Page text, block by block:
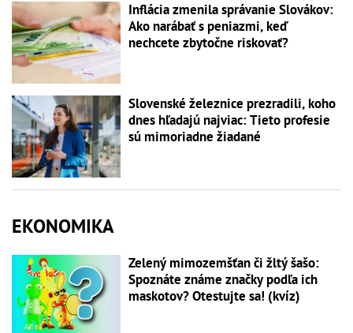
Inflácia zmenila správanie Slovákov:
Ako narábať s peniazmi, keď
nechcete zbytočne riskovať?
Slovenské železnice prezradili, koho
dnes hľadajú najviac: Tieto profesie
sú mimoriadne žiadané
EKONOMIKA
Zelený mimozemšťan či žltý šašo:
Spoznáte známe značky podľa ich
maskotov? Otestujte sa! (kvíz)